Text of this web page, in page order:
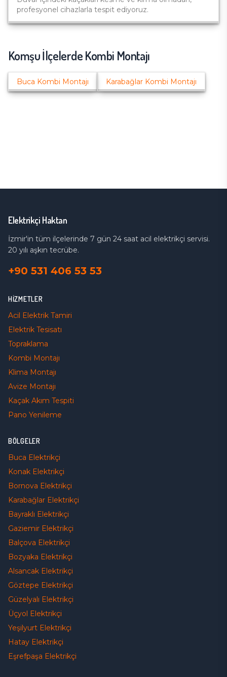
profesyonel cihazlarla tespit ediyoruz.
Komşu İlçelerdeKombi Montajı
Buca Kombi Montajı Karabağlar Kombi Montajı
Elektrikçi Haktan
İzmir'in tüm ilçelerinde 7 gün 24 saat acil elektrikçi servisi.
20 yılı aşkın tecrübe.
+90 531 406 53 53
HIZMETLER
Acil Elektrik Tamiri
Elektrik Tesisatı
Topraklama
Kombi Montajı
Klima Montajı
Avize Montajı
Kaçak Akım Tespiti
Pano Yenileme
BÖLGELER
Buca Elektrikçi
Konak Elektrikçi
Bornova Elektrikçi
Karabağlar Elektrikçi
Bayraklı Elektrikçi
Gaziemir Elektrikçi
Balçova Elektrikçi
Bozyaka Elektrikçi
Alsancak Elektrikçi
Göztepe Elektrikçi
Güzelyalı Elektrikçi
Üçyol Elektrikçi
Yeşilyurt Elektrikçi
Hatay Elektrikçi
Eşrefpaşa Elektrikçi